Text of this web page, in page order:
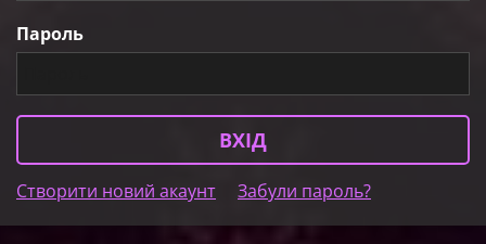
Пароль
Створити новий акаунт Забули пароль?